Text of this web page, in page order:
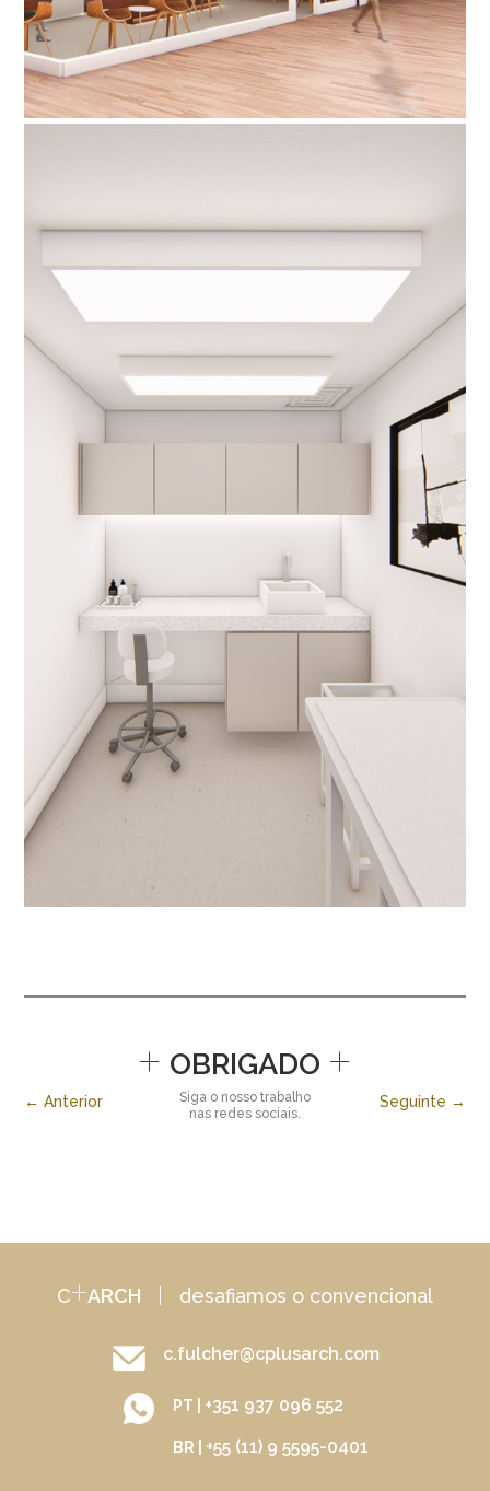
+ OBRIGADO +
← Anterior
Siga o nosso trabalho
nas redes sociais.
Seguinte →
C+ARCH desafiamos o convencional
c.fulcher@cplusarch.com
PT | +351 937 096 552
BR | +55 (11) 9 5595-0401